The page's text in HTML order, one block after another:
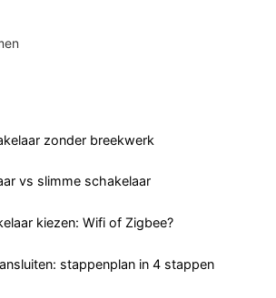
zonder breekwerk
vs slimme schakelaar
kiezen: Wifi of Zigbee?
stappenplan in 4 stappen